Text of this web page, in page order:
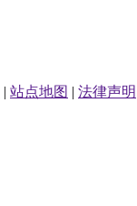
| 站点地图 | 法律声明